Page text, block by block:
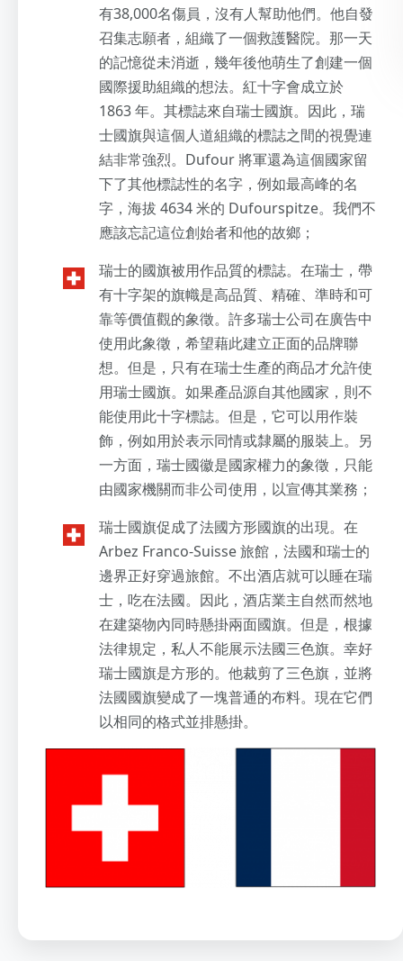
有38,000名傷員，沒有人幫助他們。他自發
召集志願者，組織了一個救護醫院。那一天
的記憶從未消逝，幾年後他萌生了創建一個
國際援助組織的想法。紅十字會成立於
1863 年。其標誌來自瑞士國旗。因此，瑞
士國旗與這個人道組織的標誌之間的視覺連
結非常強烈。Dufour 將軍還為這個國家留
下了其他標誌性的名字，例如最高峰的名
字，海拔 4634 米的 Dufourspitze。我們不
應該忘記這位創始者和他的故鄉；
瑞士的國旗被用作品質的標誌。在瑞士，帶
有十字架的旗幟是高品質、精確、準時和可
靠等價值觀的象徵。許多瑞士公司在廣告中
使用此象徵，希望藉此建立正面的品牌聯
想。但是，只有在瑞士生產的商品才允許使
用瑞士國旗。如果產品源自其他國家，則不
能使用此十字標誌。但是，它可以用作裝
飾，例如用於表示同情或隸屬的服裝上。另
一方面，瑞士國徽是國家權力的象徵，只能
由國家機關而非公司使用，以宣傳其業務；
瑞士國旗促成了法國方形國旗的出現。在
Arbez Franco-Suisse 旅館，法國和瑞士的
邊界正好穿過旅館。不出酒店就可以睡在瑞
士，吃在法國。因此，酒店業主自然而然地
在建築物內同時懸掛兩面國旗。但是，根據
法律規定，私人不能展示法國三色旗。幸好
瑞士國旗是方形的。他裁剪了三色旗，並將
法國國旗變成了一塊普通的布料。現在它們
以相同的格式並排懸掛。